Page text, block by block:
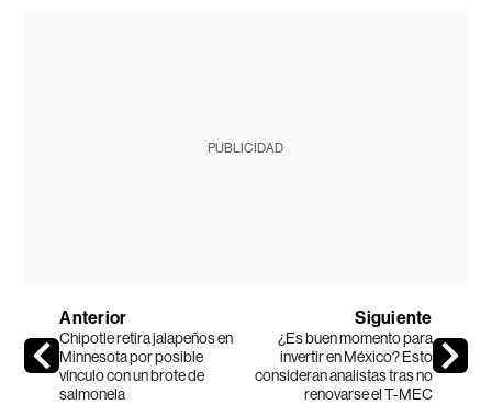
PUBLICIDAD
Anterior
Chipotle retira jalapeños en
Minnesota por posible
vínculo con un brote de
salmonela
Siguiente
¿Es buen momento para
invertir en México? Esto
consideran analistas tras no
renovarse el T-MEC